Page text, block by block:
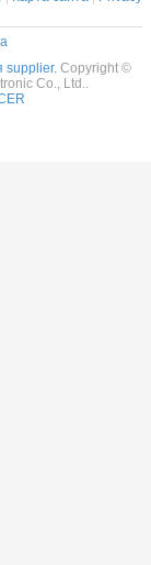
Copyright ©
Co., Ltd..